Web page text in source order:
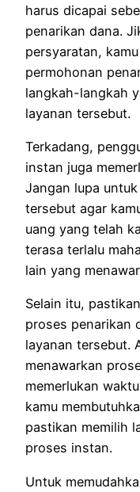
harus dicapai
penarikan dana.
persyaratan,
permohonan
langkah-langkah
layanan tersebut.
Terkadang,
instan juga
Jangan lupa
tersebut agar
uang yang telah
terasa terlalu
lain yang
Selain itu,
proses penarikan
layanan tersebut.
menawarkan
memerlukan
kamu
pastikan memilih
proses instan.
Untuk